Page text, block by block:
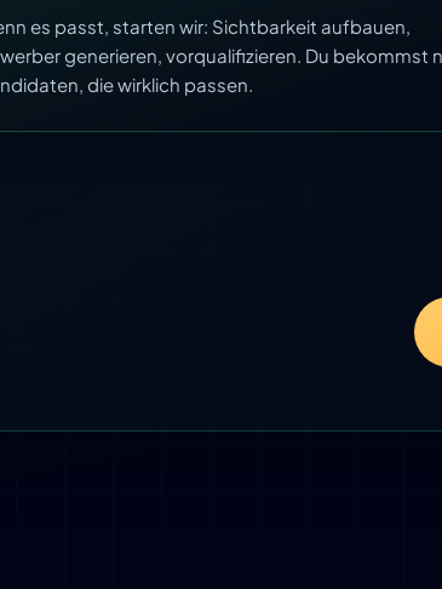
es passt, starten wir: Sichtbarkeit aufbauen,
generieren, vorqualifizieren. Du bekommst
die wirklich passen.